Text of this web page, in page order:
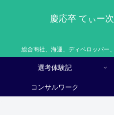
慶応卒 てぃー
総合商社、海運、ディベロッパー
選考体験記
コンサルワーク